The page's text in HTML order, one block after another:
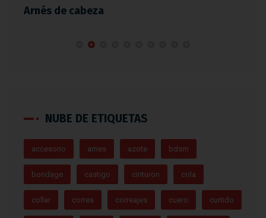
Arnés de cabeza
NUBE DE ETIQUETAS
accesorio arnes azote bdsm
bondage castigo cinturon cola
collar correa correajes cuero curtido